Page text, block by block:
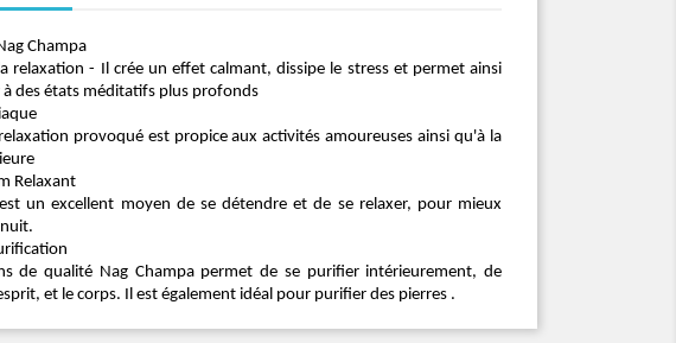
Champa
relaxation - Il crée un effet calmant, dissipe le stress et permet ainsi
à des états méditatifs plus profonds
relaxation provoqué est propice aux activités amoureuses ainsi qu'à la
Relaxant
est un excellent moyen de se détendre et de se relaxer, pour mieux
de qualité Nag Champa permet de se purifier intérieurement, de
et le corps. Il est également idéal pour purifier des pierres .